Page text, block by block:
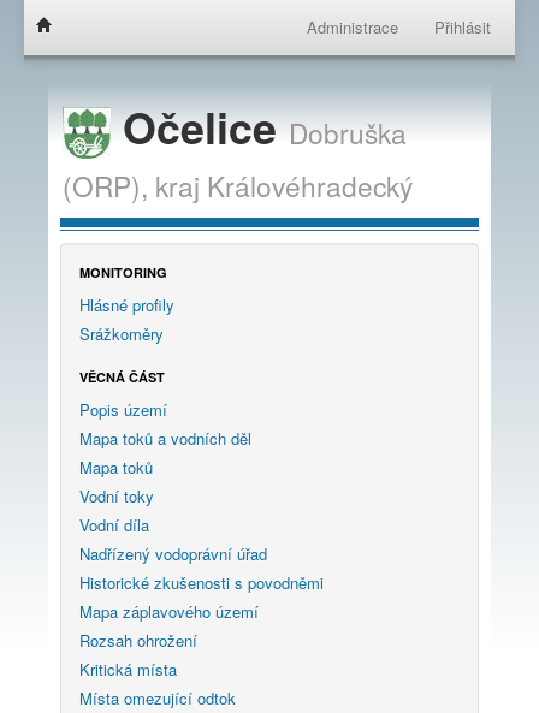
Administrace Přihlásit
OčeliceDobruška
(ORP), kraj Královéhradecký
MONITORING
Hlásné profily
Srážkoměry
VĚCNÁ ČÁST
Popis území
Mapa toků a vodních děl
Mapa toků
Vodní toky
Vodní díla
Nadřízený vodoprávní úřad
Historické zkušenosti s povodněmi
Mapa záplavového území
Rozsah ohrožení
Kritická místa
Místa omezující odtok